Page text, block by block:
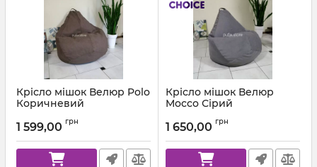
Крісло мішок Велюр Polo
Коричневий
1 599,00 грн
Крісло мішок Велюр
Mocco Сірий
1 650,00 грн